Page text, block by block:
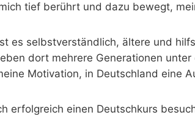
tief berührt und dazu bewegt,
es selbstverständlich, ältere und
dort mehrere Generationen
Motivation, in Deutschland eine
erfolgreich einen Deutschkurs